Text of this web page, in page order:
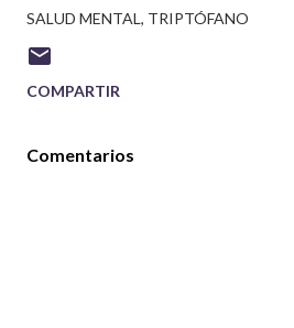
SALUD MENTAL
TRIPTÓFANO
COMPARTIR
Comentarios